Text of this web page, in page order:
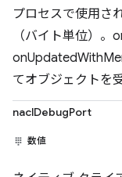
プロセスで使用さ
（バイト単位）
てオブジェクトを
naclDebugPort
数値